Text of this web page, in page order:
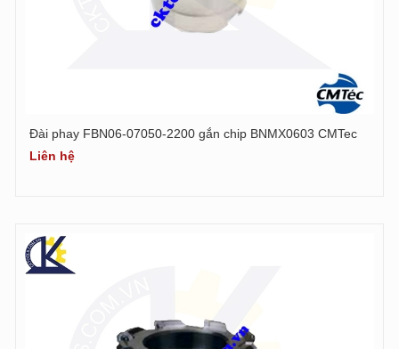
Đài phay FBN06-07050-2200 gắn chip BNMX0603 CMTec
Liên hệ